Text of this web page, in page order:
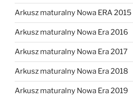
Arkusz maturalny Nowa ERA 2015
Arkusz maturalny Nowa Era 2016
Arkusz maturalny Nowa Era 2017
Arkusz maturalny Nowa Era 2018
Arkusz maturalny Nowa Era 2019